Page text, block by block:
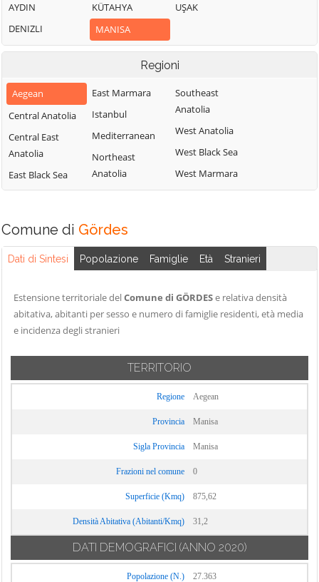
AYDIN
DENIZLI
KÜTAHYA
MANISA
UŞAK
Regioni
Aegean
Central Anatolia
Central East
Anatolia
East Black Sea
East Marmara
Istanbul
Mediterranean
Northeast
Anatolia
Southeast
Anatolia
West Anatolia
West Black Sea
West Marmara
Comune di Gördes
Dati di Sintesi Popolazione Famiglie Età Stranieri
Estensione territoriale delComune di GÖRDESe relativa densità
abitativa, abitanti per sesso e numero di famiglie residenti, età media
e incidenza degli stranieri
TERRITORIO
Regione Aegean
Provincia Manisa
Sigla Provincia Manisa
Frazioni nel comune 0
Superficie (Kmq) 875,62
Densità Abitativa (Abitanti/Kmq) 31,2
DATI DEMOGRAFICI (ANNO 2020)
Popolazione (N.) 27.363